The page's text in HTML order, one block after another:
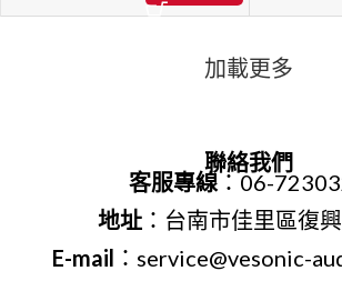
加載更多
聯絡我們
客服專線：06-
地址：台南市佳里區復
E-mail ：service@vesonic-